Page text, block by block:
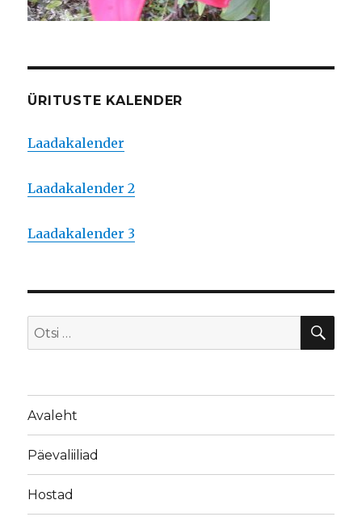
ÜRITUSTE KALENDER
Laadakalender
Laadakalender 2
Laadakalender 3
Otsi:
Avaleht
Päevaliiliad
Hostad